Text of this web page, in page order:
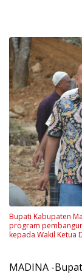
Bupati Kabupaten
program
kepada Wakil Ketua
MADINA -